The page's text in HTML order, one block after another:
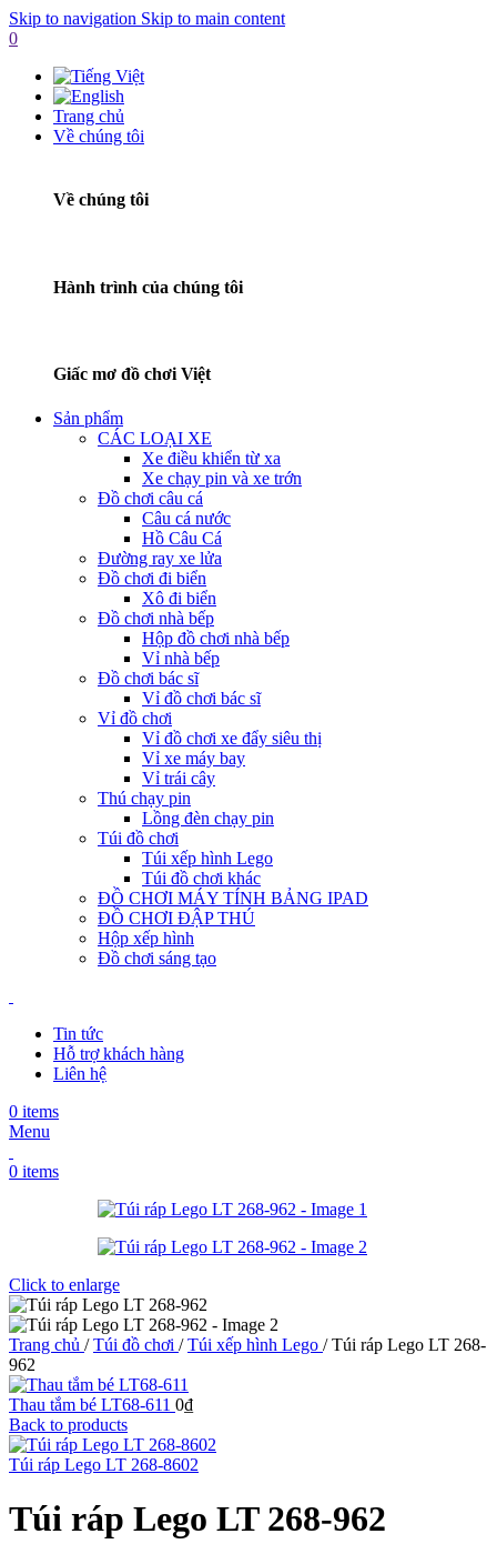
Skip to navigation Skip to main content
0
Trang chủ
Về chúng tôi
Về chúng tôi
Hành trình của chúng tôi
Giấc mơ đồ chơi Việt
Sản phẩm
CÁC LOẠI XE
Xe điều khiển từ xa
Xe chạy pin và xe trớn
Đồ chơi câu cá
Câu cá nước
Hồ Câu Cá
Đường ray xe lửa
Đồ chơi đi biển
Xô đi biển
Đồ chơi nhà bếp
Hộp đồ chơi nhà bếp
Vỉ nhà bếp
Đồ chơi bác sĩ
Vỉ đồ chơi bác sĩ
Vỉ đồ chơi
Vỉ đồ chơi xe đẩy siêu thị
Vỉ xe máy bay
Vỉ trái cây
Thú chạy pin
Lồng đèn chạy pin
Túi đồ chơi
Túi xếp hình Lego
Túi đồ chơi khác
ĐỒ CHƠI MÁY TÍNH BẢNG IPAD
ĐỒ CHƠI ĐẬP THÚ
Hộp xếp hình
Đồ chơi sáng tạo
Tin tức
Hỗ trợ khách hàng
Liên hệ
0 items
Menu
0 items
Click to enlarge
Trang chủ / Túi đồ chơi / Túi xếp hình Lego / Túi ráp Lego LT 268-
962
Thau tắm bé LT68-611 0₫
Back to products
Túi ráp Lego LT 268-8602
Túi ráp Lego LT 268-962